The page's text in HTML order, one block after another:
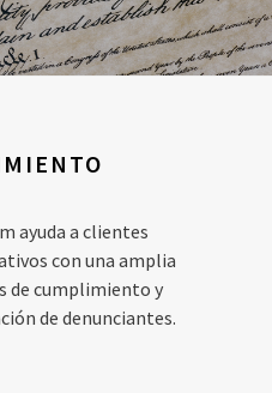
ayuda a clientes
con una amplia
de cumplimiento y
de denunciantes.